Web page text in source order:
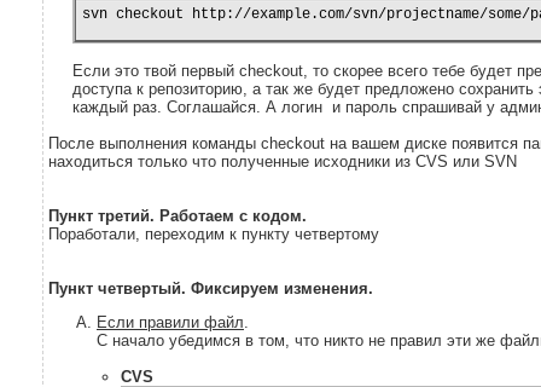
svn checkout http://example.com/svn/projectname/
Если это твой первый checkout, то скорее всего тебе будет
доступа к репозиторию, а так же будет предложено
каждый раз. Соглашайся. А логин и пароль спрашивай у
После выполнения команды checkout на вашем диске появится
находиться только что полученные исходники из CVS или SVN
Пункт третий. Работаем с кодом.
Поработали, переходим к пункту четвертому
Пункт четвертый. Фиксируем изменения.
Если правили файл
С начало убедимся в том, что никто не правил эти же
CVS